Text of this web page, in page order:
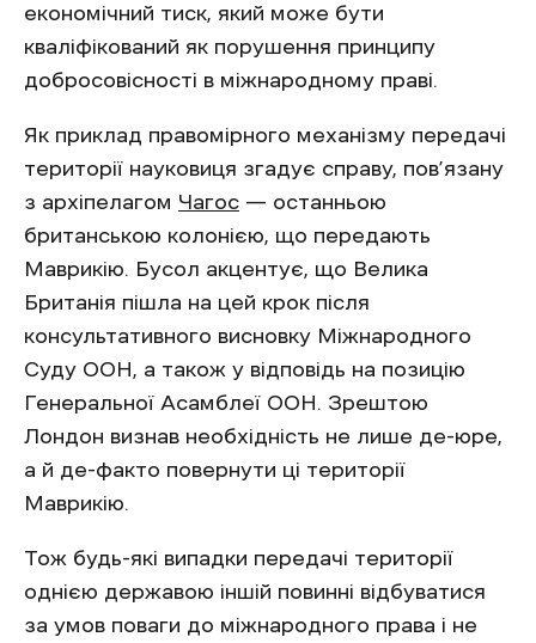
економічний тиск, який може бути
кваліфікований як порушення принципу
добросовісності в міжнародному праві.
Як приклад правомірного механізму передачі
території науковиця згадує справу, пов’язану
з архіпелагом Чагос — останньою
британською колонією, що передають
Маврикію. Бусол акцентує, що Велика
Британія пішла на цей крок після
консультативного висновку Міжнародного
Суду ООН, а також у відповідь на позицію
Генеральної Асамблеї ООН. Зрештою
Лондон визнав необхідність не лише де-юре,
а й де-факто повернути ці території
Маврикію.
Тож будь-які випадки передачі території
однією державою іншій повинні відбуватися
за умов поваги до міжнародного права і не